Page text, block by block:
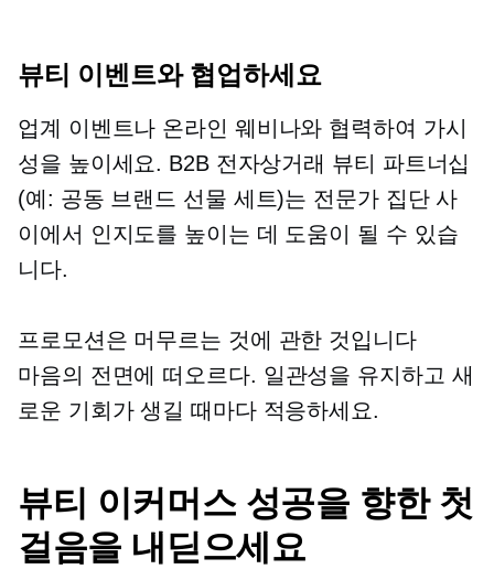
뷰티 이벤트와 협업하세요
업계 이벤트나 온라인 웨비나와 협력하여 가시
성을 높이세요. B2B 전자상거래 뷰티 파트너십
(예: 공동 브랜드 선물 세트)는 전문가 집단 사
이에서 인지도를 높이는 데 도움이 될 수 있습
니다.
프로모션은 머무르는 것에 관한 것입니다
마음의 전면에 떠오르다. 일관성을 유지하고 새
로운 기회가 생길 때마다 적응하세요.
뷰티 이커머스 성공을 향한 첫
걸음을 내딛으세요